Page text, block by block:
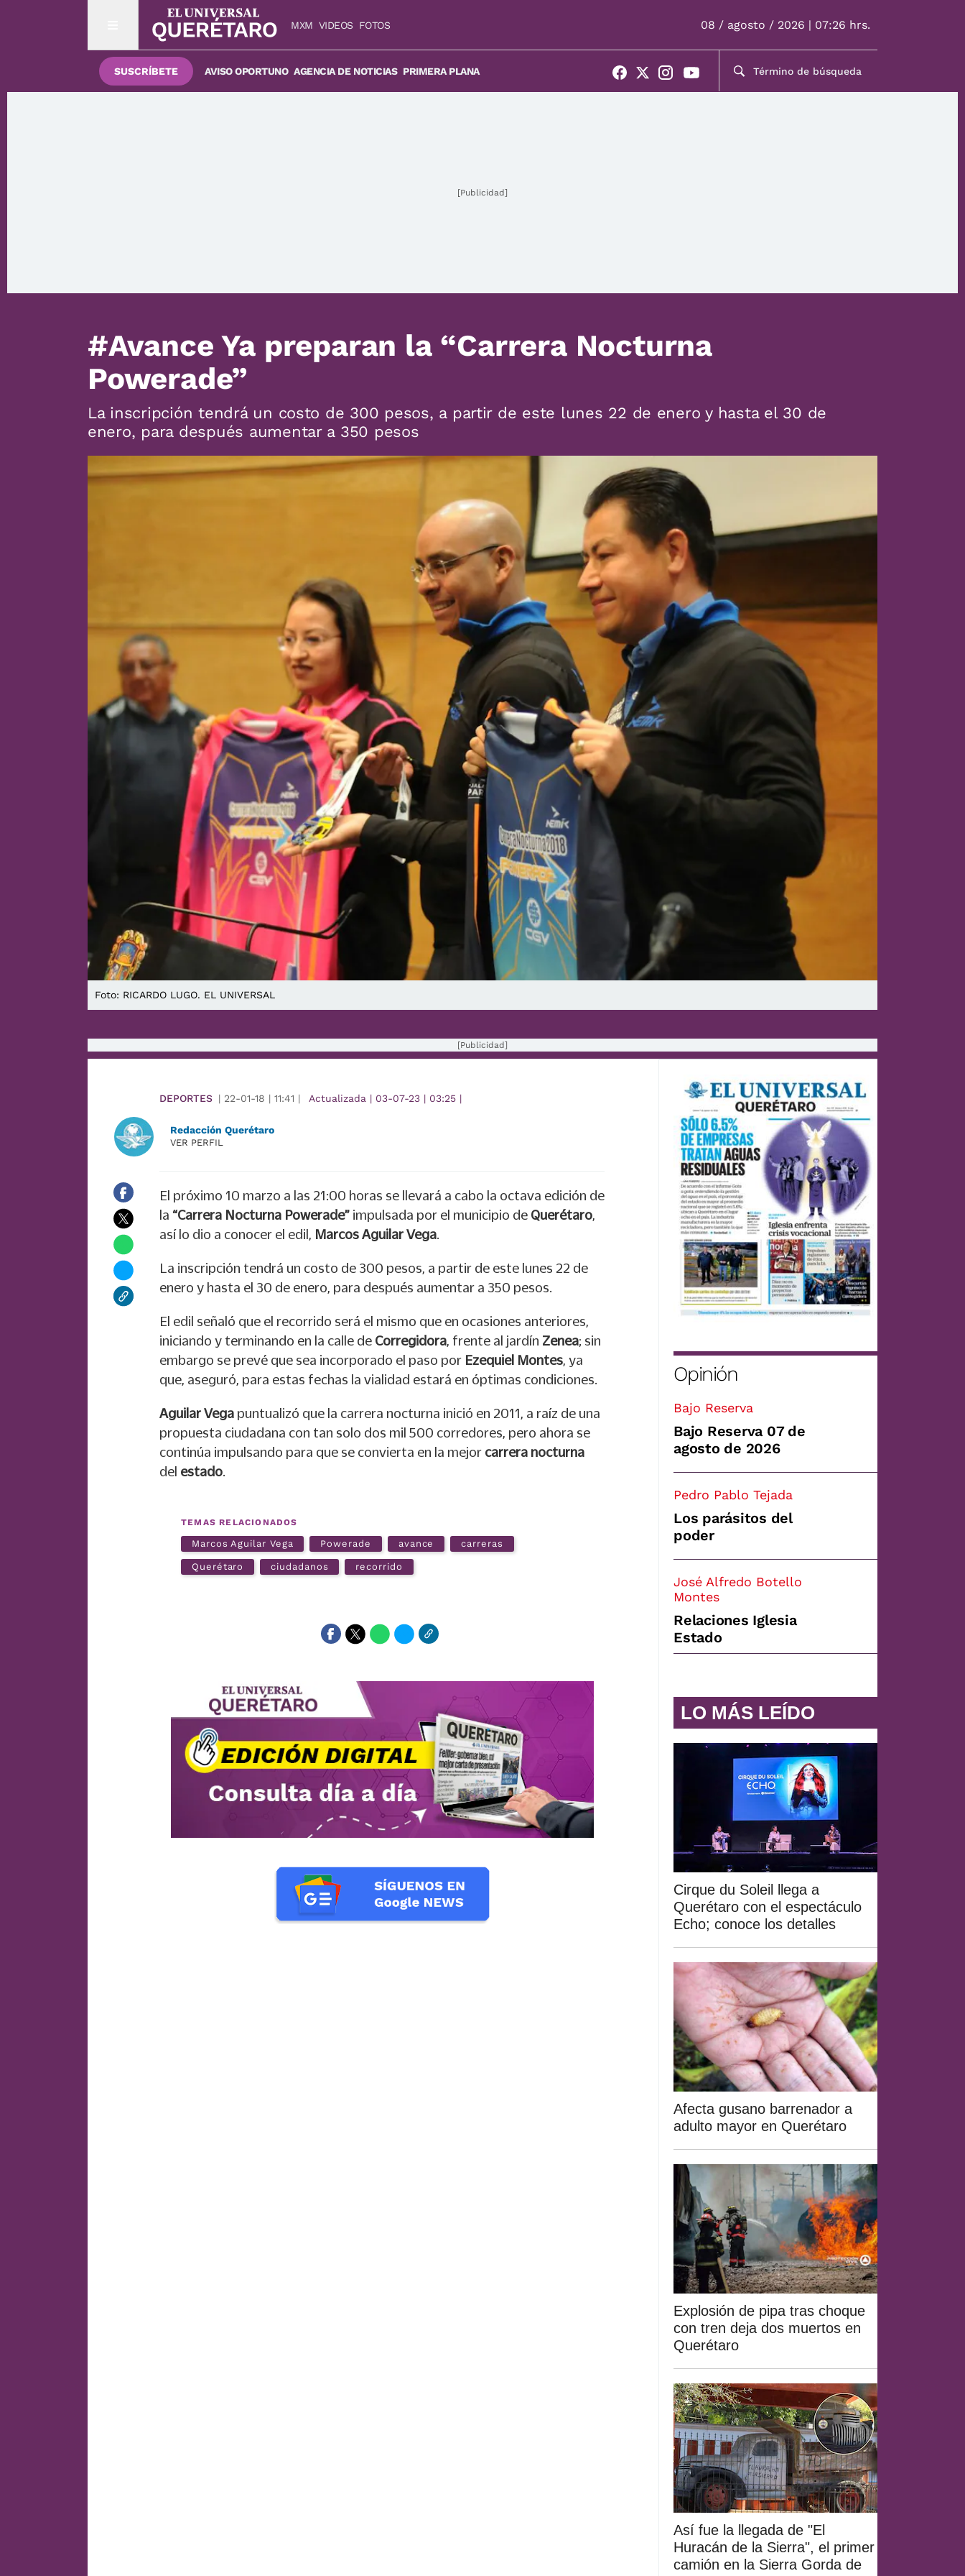
MXM VIDEOS FOTOS 08 / agosto / 2026 | 07:26 hrs.
SUSCRÍBETE AVISO OPORTUNO AGENCIA DE NOTICIAS PRIMERA PLANA
[Publicidad]
#Avance Ya preparan la “Carrera Nocturna
Powerade”
La inscripción tendrá un costo de 300 pesos, a partir de este lunes 22 de enero y hasta el 30 de
enero, para después aumentar a 350 pesos
Foto: RICARDO LUGO. EL UNIVERSAL
[Publicidad]
DEPORTES | 22-01-18 | 11:41 | Actualizada | 03-07-23 | 03:25 |
Redacción Querétaro
VER PERFIL
El próximo 10 marzo a las 21:00 horas se llevará a cabo la octava edición de
la “Carrera Nocturna Powerade” impulsada por el municipio de Querétaro,
así lo dio a conocer el edil, Marcos Aguilar Vega.
La inscripción tendrá un costo de 300 pesos, a partir de este lunes 22 de
enero y hasta el 30 de enero, para después aumentar a 350 pesos.
El edil señaló que el recorrido será el mismo que en ocasiones anteriores,
iniciando y terminando en la calle de Corregidora, frente al jardín Zenea; sin
embargo se prevé que sea incorporado el paso por Ezequiel Montes, ya
que, aseguró, para estas fechas la vialidad estará en óptimas condiciones.
Aguilar Vega puntualizó que la carrera nocturna inició en 2011, a raíz de una
propuesta ciudadana con tan solo dos mil 500 corredores, pero ahora se
continúa impulsando para que se convierta en la mejor carrera nocturna
del estado.
TEMAS RELACIONADOS
Marcos Aguilar Vega Powerade avance carreras
Querétaro ciudadanos recorrido
Opinión
Bajo Reserva
Bajo Reserva 07 de
agosto de 2026
Pedro Pablo Tejada
Los parásitos del
poder
José Alfredo Botello
Montes
Relaciones Iglesia
Estado
LO MÁS LEÍDO
Cirque du Soleil llega a
Querétaro con el espectáculo
Echo; conoce los detalles
Afecta gusano barrenador a
adulto mayor en Querétaro
Explosión de pipa tras choque
con tren deja dos muertos en
Querétaro
Así fue la llegada de "El
Huracán de la Sierra", el primer
camión en la Sierra Gorda de